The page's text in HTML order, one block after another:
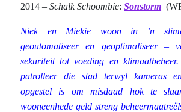
2014 –Schalk Schoombie:Sonstorm
Niek en Miekie woon in ’n
geoutomatiseer en geoptimaliseer –
sekuriteit tot voeding en
patrolleer die stad terwyl kameras
opgestel is om misdaad hok te
wooneenhede geld streng